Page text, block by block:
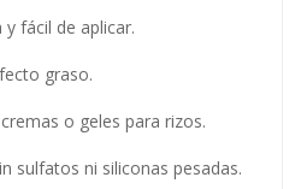
fácil de aplicar.
graso.
o geles para rizos.
sulfatos ni siliconas pesadas.